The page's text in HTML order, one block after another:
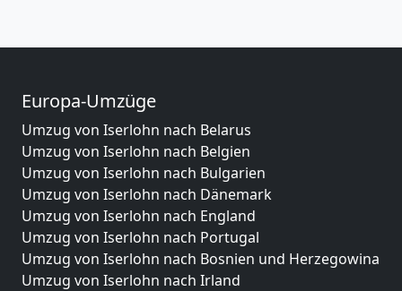
Europa-Umzüge
Umzug von Iserlohn nach Belarus
Umzug von Iserlohn nach Belgien
Umzug von Iserlohn nach Bulgarien
Umzug von Iserlohn nach Dänemark
Umzug von Iserlohn nach England
Umzug von Iserlohn nach Portugal
Umzug von Iserlohn nach Bosnien und Herzegowina
Umzug von Iserlohn nach Irland